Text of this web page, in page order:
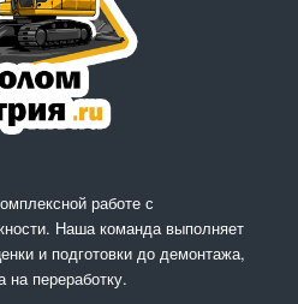
работе с
Наша команда выполняет
и подготовки до демонтажа,
на переработку.